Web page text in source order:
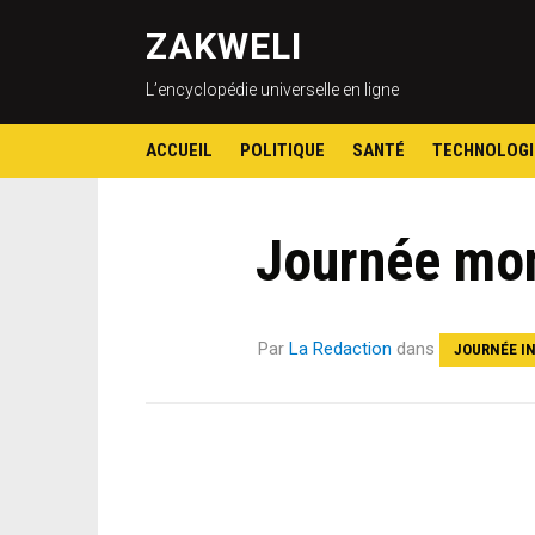
ZAKWELI
L’encyclopédie universelle en ligne
ACCUEIL POLITIQUE SANTÉ
Journée
Par La Redaction dans JOURNÉE